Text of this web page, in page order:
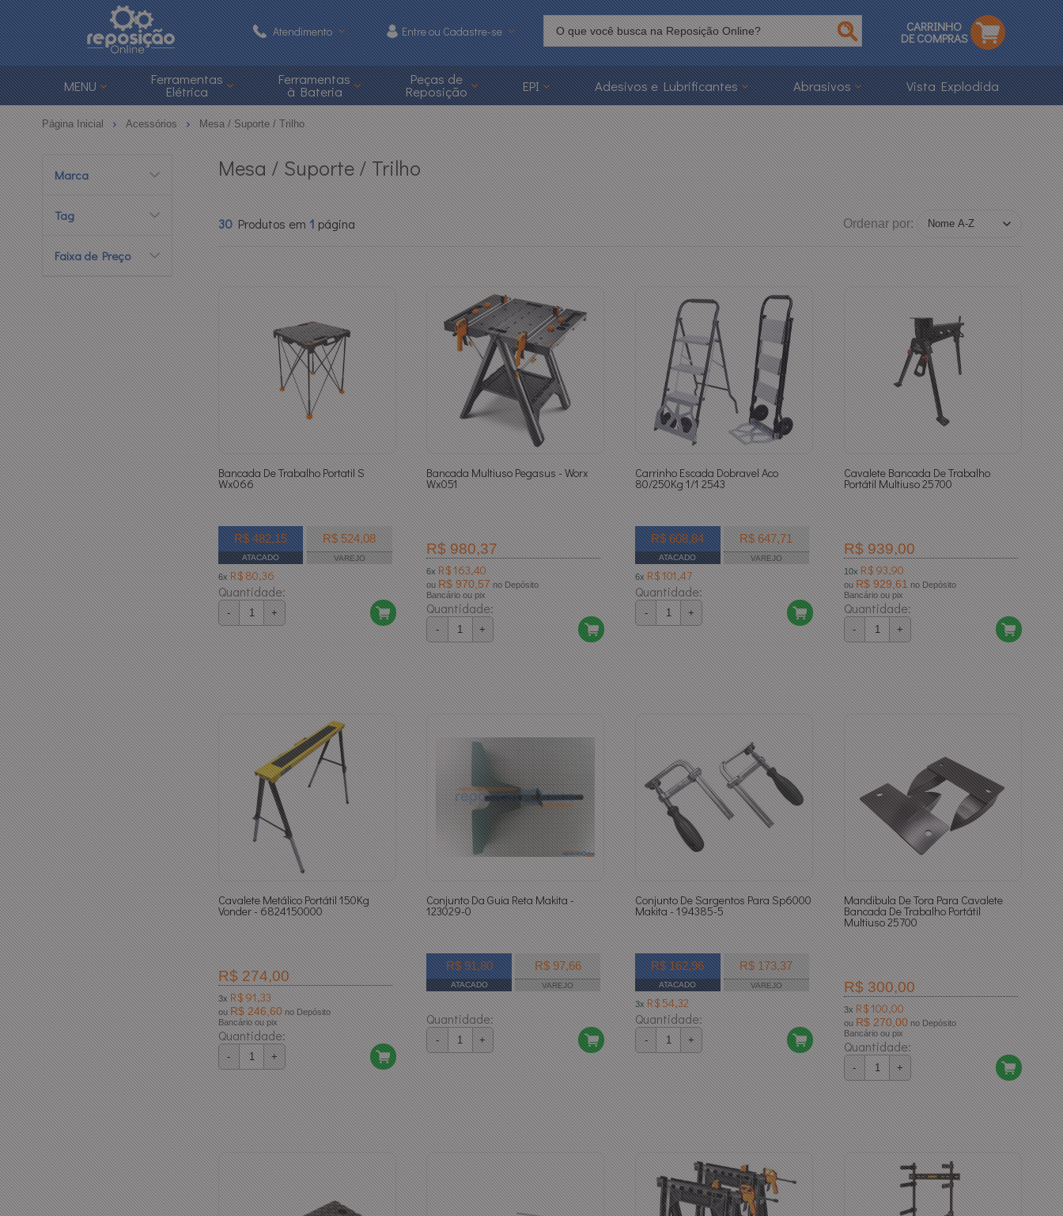
Atendimento
(48) 3626-1215
(48) 3626-1215
atendimento@reposicaoonline.com.br
Central de Ajuda
Entre ou Cadastre-se CARRINHO
DE COMPRAS
MENU Ferramentas
Elétrica
Ferramentas
à Bateria
Peças de
Reposição EPI Adesivos e Lubrificantes Abrasivos Vista Explodida
Página Inicial Acessórios Mesa / Suporte / Trilho
Marca
Tag
Faixa de Preço
Mesa / Suporte / Trilho
30 Produtos em1página Ordenar por:
Bancada De Trabalho Portatil S
Wx066
R$ 482,15
ATACADO
R$ 524,08
VAREJO
6x R$ 80,36
Quantidade:
- +
Bancada Multiuso Pegasus - Worx
Wx051
R$ 980,37
6x R$ 163,40
ou R$ 970,57 no Depósito
Bancário ou pix
Quantidade:
- +
Carrinho Escada Dobravel Aco
80/250Kg 1/1 2543
R$ 608,84
ATACADO
R$ 647,71
VAREJO
6x R$ 101,47
Quantidade:
- +
Cavalete Bancada De Trabalho
Portátil Multiuso 25700
R$ 939,00
10x R$ 93,90
ou R$ 929,61 no Depósito
Bancário ou pix
Quantidade:
- +
Cavalete Metálico Portátil 150Kg
Vonder - 6824150000
R$ 274,00
3x R$ 91,33
ou R$ 246,60 no Depósito
Bancário ou pix
Quantidade:
- +
Conjunto Da Guia Reta Makita -
123029-0
R$ 91,80
ATACADO
R$ 97,66
VAREJO
Quantidade:
- +
Conjunto De Sargentos Para Sp6000
Makita - 194385-5
R$ 162,96
ATACADO
R$ 173,37
VAREJO
3x R$ 54,32
Quantidade:
- +
Mandibula De Tora Para Cavalete
Bancada De Trabalho Portátil
Multiuso 25700
R$ 300,00
3x R$ 100,00
ou R$ 270,00 no Depósito
Bancário ou pix
Quantidade:
- +